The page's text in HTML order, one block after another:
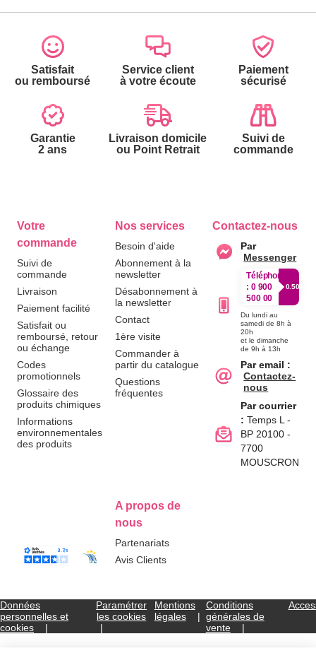
Satisfait
ou remboursé
Service client
à votre écoute
Paiement
sécurisé
Garantie
2 ans
Livraison domicile
ou Point Retrait
Suivi de
commande
Votre
commande
Suivi de
commande
Livraison
Paiement facilité
Satisfait ou
remboursé, retour
ou échange
Codes
promotionnels
Glossaire des
produits chimiques
Informations
environnementales
des produits
Nos services
Besoin d'aide
Abonnement à la
newsletter
Désabonnement à
la newsletter
Contact
1ère visite
Commander à
partir du catalogue
Questions
fréquentes
A propos de
nous
Partenariats
Avis Clients
Contactez-nous
Par
Messenger
Téléphone
: 0 900
500 00
0.50€/
Du lundi au
samedi de 8h à
20h
et le dimanche
de 9h à 13h
Par email :
Contactez-
nous
Par courrier
: Temps L -
BP 20100 -
7700
MOUSCRON
Données
personnelles et
cookies
Paramétrer
les cookies
Mentions
légales
Conditions
générales de
vente